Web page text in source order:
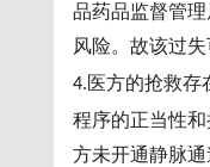
品药品监督管
风险。故该过
4.医方的抢救存
程序的正当性
方未开通静脉